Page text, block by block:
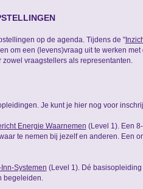
op de agenda. Tijdens de "
om een (levens)vraag uit te werken met
vraagstellers als representanten.
Je kunt je hier nog voor
Energie Waarnemen (Level 1). Een
te nemen bij jezelf en anderen. Een
Systemen (Level 1). Dé basisopleiding
begeleiden.